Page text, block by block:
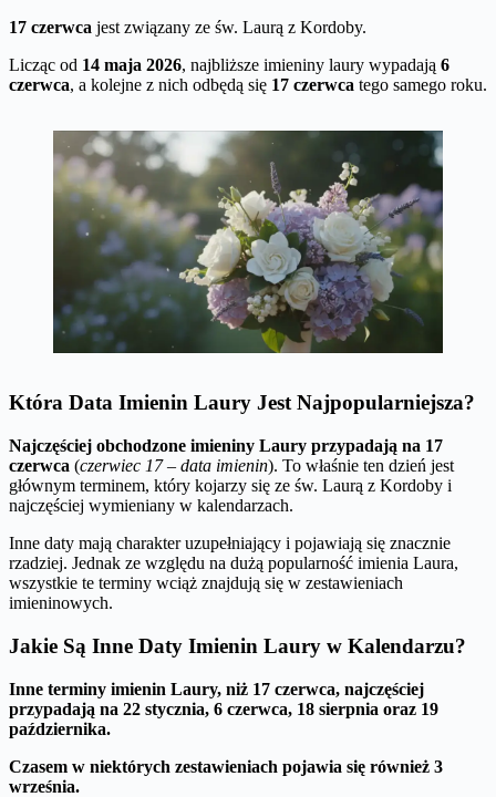
17 czerwca jest związany ze św. Laurą z Kordoby.
Licząc od 14 maja 2026, najbliższe imieniny laury wypadają 6
czerwca, a kolejne z nich odbędą się 17 czerwca tego samego roku.
Która Data Imienin Laury Jest Najpopularniejsza?
Najczęściej obchodzone imieniny Laury przypadają na 17
czerwca (czerwiec 17 – data imienin). To właśnie ten dzień jest
głównym terminem, który kojarzy się ze św. Laurą z Kordoby i
najczęściej wymieniany w kalendarzach.
Inne daty mają charakter uzupełniający i pojawiają się znacznie
rzadziej. Jednak ze względu na dużą popularność imienia Laura,
wszystkie te terminy wciąż znajdują się w zestawieniach
imieninowych.
Jakie Są Inne Daty Imienin Laury w Kalendarzu?
Inne terminy imienin Laury, niż 17 czerwca, najczęściej
przypadają na 22 stycznia, 6 czerwca, 18 sierpnia oraz 19
października.
Czasem w niektórych zestawieniach pojawia się również 3
września.